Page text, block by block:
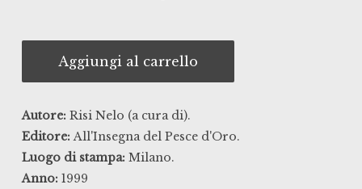
Aggiungi al carrello
Autore: Risi Nelo (a cura di).
Editore: All'Insegna del Pesce d'Oro.
Luogo di stampa: Milano.
Anno: 1999